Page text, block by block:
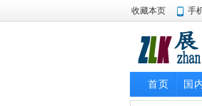
收藏本页 手
首页 国